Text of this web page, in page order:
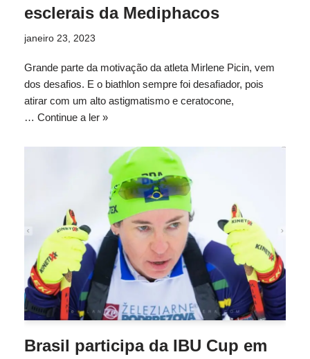
esclerais da Mediphacos
janeiro 23, 2023
Grande parte da motivação da atleta Mirlene Picin, vem
dos desafios. E o biathlon sempre foi desafiador, pois
atirar com um alto astigmatismo e ceratocone,
… Continue a ler »
Brasil participa da IBU Cup em